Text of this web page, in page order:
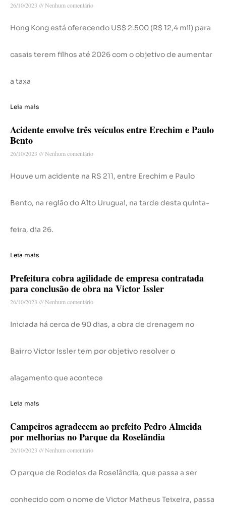
26/10/2023 Nenhum comentário
Hong Kong está oferecendo US$ 2.500 (R$ 12,4 mil) para
casais terem filhos até 2026 com o objetivo de aumentar
a taxa
Leia mais
Acidente envolve três veículos entre Erechim e Paulo
Bento
26/10/2023 Nenhum comentário
Houve um acidente na RS 211, entre Erechim e Paulo
Bento, na região do Alto Uruguai, na tarde desta quinta-
feira, dia 26.
Leia mais
Prefeitura cobra agilidade de empresa contratada
para conclusão de obra na Victor Issler
26/10/2023 Nenhum comentário
Iniciada há cerca de 90 dias, a obra de drenagem no
Bairro Victor Issler tem por objetivo resolver o
alagamento que acontece
Leia mais
Campeiros agradecem ao prefeito Pedro Almeida
por melhorias no Parque da Roselândia
26/10/2023 Nenhum comentário
O parque de Rodeios da Roselândia, que passa a ser
conhecido com o nome de Victor Matheus Teixeira, passa